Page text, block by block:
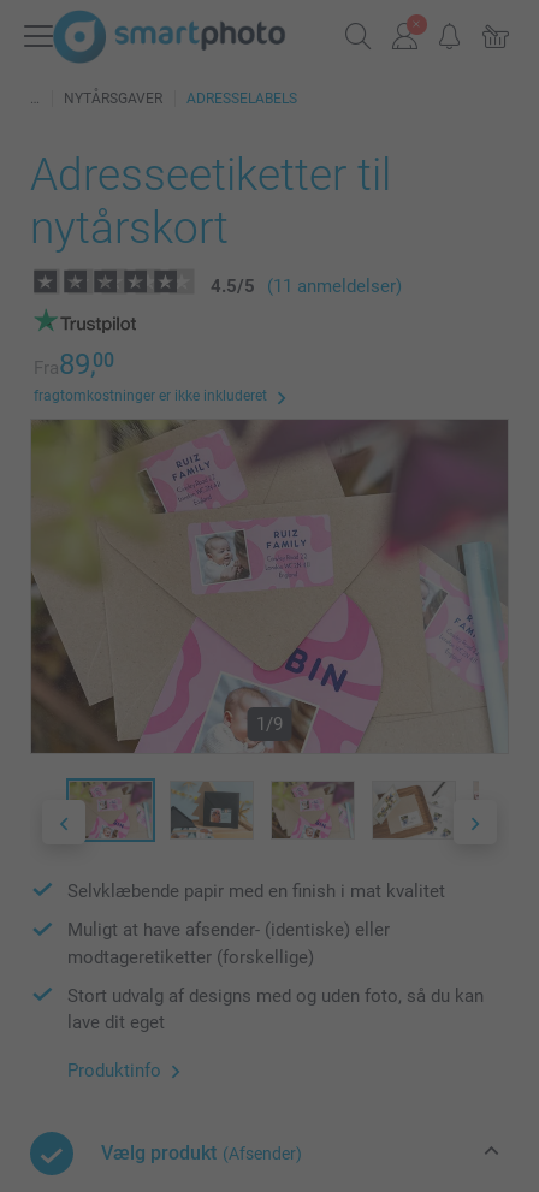
NYTÅRSGAVER ADRESSELABELS
Adresseetiketter til
nytårskort
4.5/5 (11 anmeldelser)
Fra89,00
fragtomkostninger er ikke inkluderet
1/9
Selvklæbende papir med en finish i mat kvalitet
Muligt at have afsender- (identiske) eller
modtageretiketter (forskellige)
Stort udvalg af designs med og uden foto, så du kan
lave dit eget
Produktinfo
Vælg produkt (Afsender)